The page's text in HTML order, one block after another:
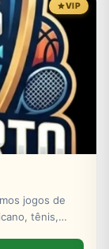
VIP
jogos de
tênis,